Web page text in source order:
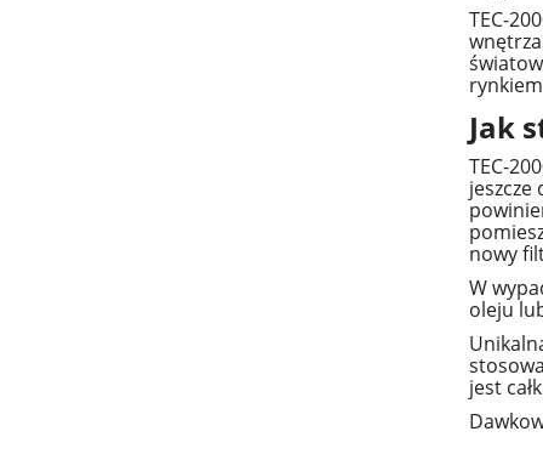
TEC-
Jak
TEC-
nowy
​W
oleju
jest